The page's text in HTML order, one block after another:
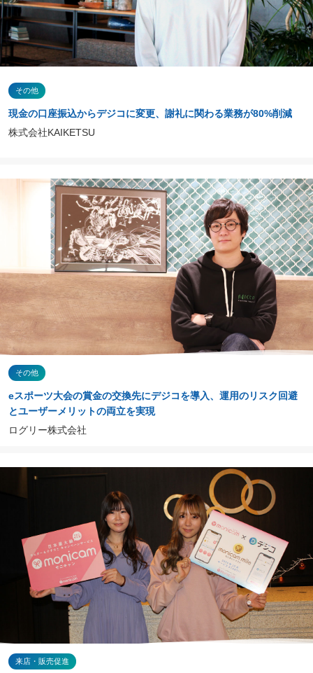
その他
現金の口座振込からデジコに変更、謝礼に関わる業務が80%削減
株式会社KAIKETSU
その他
eスポーツ大会の賞金の交換先にデジコを導入、運用のリスク回避
とユーザーメリットの両立を実現
ログリー株式会社
来店・販売促進